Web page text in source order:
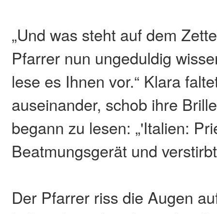
„Und was steht auf dem
Pfarrer nun ungeduldig
lese es Ihnen vor.“ Klara
auseinander, schob ihre
begann zu lesen: „'Italien:
Beatmungsgerät und
Der Pfarrer riss die Augen